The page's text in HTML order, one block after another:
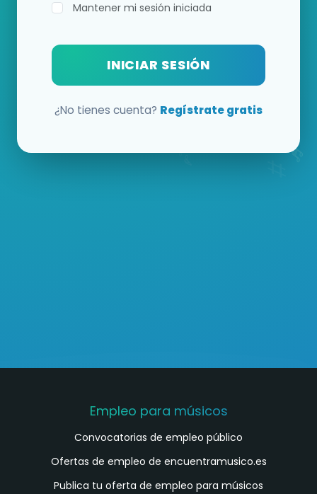
Mantener mi sesión iniciada
INICIAR SESIÓN
¿No tienes cuenta? Regístrate gratis
Empleo para músicos
Convocatorias de empleo público
Ofertas de empleo de encuentramusico.es
Publica tu oferta de empleo para músicos